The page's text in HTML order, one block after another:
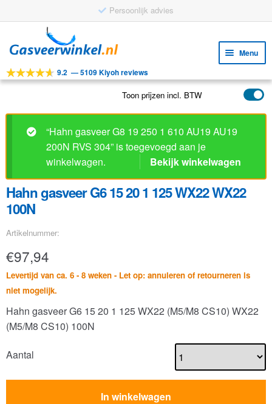
Persoonlijk advies
door
navigatie
naar
inhoud
Menu
Tools
Toepassingen
Klantenservice
9.2 —5109 Kiyoh reviews
Toon prijzen incl. BTW
“Hahn gasveer G8 19 250 1 610 AU19 AU19
200N RVS 304” is toegevoegd aan je
winkelwagen.
Bekijk winkelwagen
Hahn gasveer G6 15 20 1 125 WX22 WX22
100N
Artikelnummer:
€97,94
Levertijd van ca. 6 - 8 weken - Let op: annuleren of retourneren is
niet mogelijk.
Hahn gasveer G6 15 20 1 125 WX22 (M5/M8 CS10) WX22
(M5/M8 CS10) 100N
Aantal
In winkelwagen